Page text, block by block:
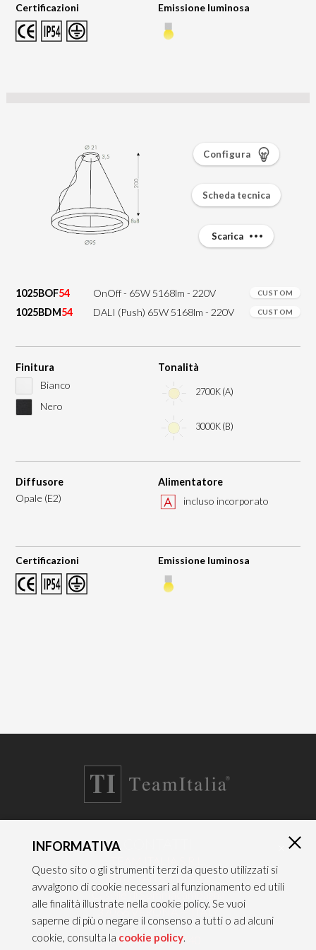
Certificazioni Emissione luminosa
1025BOF54 OnOff - 65W 5168lm - 220V CUSTOM
1025BDM54 DALI (Push) 65W 5168lm - 220V CUSTOM
Finitura
Bianco
Nero
Tonalità
2700K (A)
3000K (B)
Diffusore
Opale (E2)
Alimentatore
incluso incorporato
Certificazioni Emissione luminosa
Configura
Scheda tecnica
Scarica
Via dell’Artigianato 21
Caselle di Sommacampagna
37066 VERONA — ITALY
Tel 045/8581640
INFORMATIVA
Questo sito o gli strumenti terzi da questo utilizzati si
avvalgono di cookie necessari al funzionamento ed utili
alle finalità illustrate nella cookie policy. Se vuoi
saperne di più o negare il consenso a tutti o ad alcuni
cookie, consulta la cookie policy.